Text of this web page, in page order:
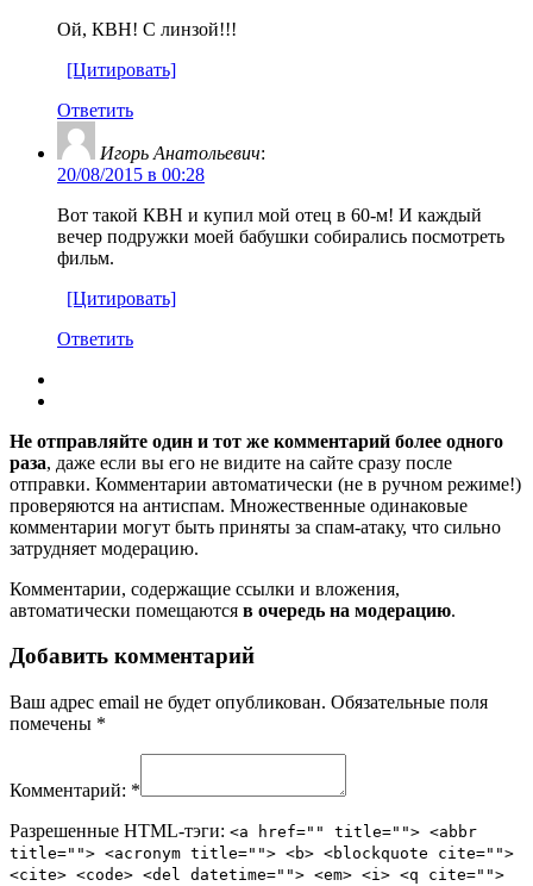
Ой, КВН! С линзой!!!
[Цитировать]
Ответить
Игорь Анатольевич:
20/08/2015 в 00:28
Вот такой КВН и купил мой отец в 60-м! И каждый
вечер подружки моей бабушки собирались посмотреть
фильм.
[Цитировать]
Ответить
Не отправляйте один и тот же комментарий более одного
раза, даже если вы его не видите на сайте сразу после
отправки. Комментарии автоматически (не в ручном режиме!)
проверяются на антиспам. Множественные одинаковые
комментарии могут быть приняты за спам-атаку, что сильно
затрудняет модерацию.
Комментарии, содержащие ссылки и вложения,
автоматически помещаются в очередь на модерацию.
Добавить комментарий
Ваш адрес email не будет опубликован. Обязательные поля
помечены *
Комментарий: *
Разрешенные HTML-тэги: <a href="" title=""> <abbr
title=""> <acronym title=""> <b> <blockquote cite="">
<cite> <code> <del datetime=""> <em> <i> <q cite="">